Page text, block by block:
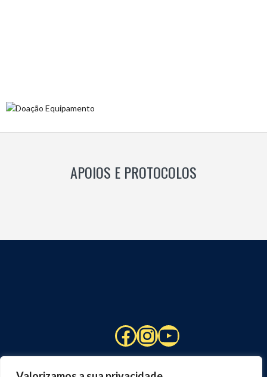
APOIOS E PROTOCOLOS
Facebook
Instagram
YouTube